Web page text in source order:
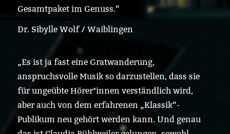
Gesamtpaket im Genuss.“
Dr. Sibylle Wolf / Waiblingen
„Es ist ja fast eine Gratwanderung,
anspruchsvolle Musik so darzustellen, dass sie
für ungeübte Hörer*innen verständlich wird,
aber auch von dem erfahrenen „Klassik“-
Publikum neu gehört werden kann. Und genau